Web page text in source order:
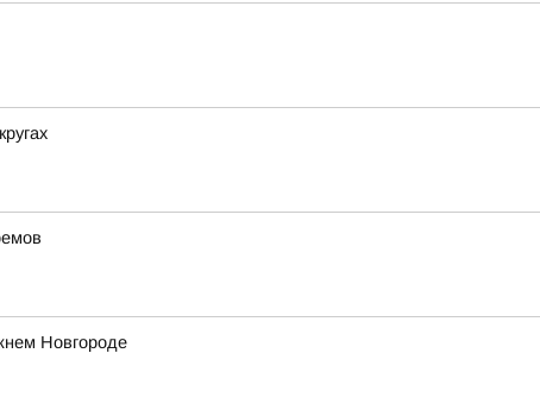
Новгороде